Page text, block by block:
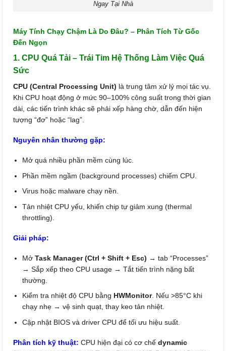
Ngay Tại Nhà
Máy Tính Chạy Chậm Là Do Đâu? – Phân Tích Từ Gốc
Đến Ngọn
1. CPU Quá Tải – Trái Tim Hệ Thống Làm Việc Quá
Sức
CPU (Central Processing Unit) là trung tâm xử lý mọi tác vụ.
Khi CPU hoạt động ở mức 90–100% công suất trong thời gian
dài, các tiến trình khác sẽ phải xếp hàng chờ, dẫn đến hiện
tượng “đơ” hoặc “lag”.
Nguyên nhân thường gặp:
Mở quá nhiều phần mềm cùng lúc.
Phần mềm ngầm (background processes) chiếm CPU.
Virus hoặc malware chạy nền.
Tản nhiệt CPU yếu, khiến chip tự giảm xung (thermal
throttling).
Giải pháp:
MởTask Manager (Ctrl + Shift + Esc) → tab “Processes”
→ Sắp xếp theo CPU usage → Tắt tiến trình nặng bất
thường.
Kiểm tra nhiệt độ CPU bằng HWMonitor. Nếu >85°C khi
chạy nhẹ → vệ sinh quạt, thay keo tản nhiệt.
Cập nhật BIOS và driver CPU để tối ưu hiệu suất.
Phân tích kỹ thuật: CPU hiện đại có cơ chế dynamic